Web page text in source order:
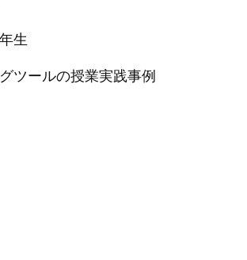
生
ツールの授業実践事例